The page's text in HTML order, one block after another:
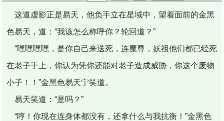
这道虚影正是易天，他负手立在星域中，望着面前的金黑
色易天，道：“我该怎么称呼你？轮回道？”
“嘿嘿嘿嘿，是你自己来送死，连魔尊，妖祖他们都已经死
在老子手上，你认为凭你还能对老子造成威胁，你这个废物
小子！！”金黑色易天宁笑道。
易天笑道：“是吗？”
“哼！你现在连身体都没有，还拿什么与我抗衡！”金黑色